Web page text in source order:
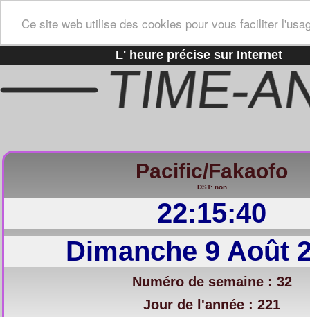
Ce site web utilise des cookies pour vous faciliter
L' heure précise sur Internet
Pacific/Fakaofo
DST: non
22:15:41
Dimanche 9 Août
Numéro de semaine : 32
Jour de l'année : 221